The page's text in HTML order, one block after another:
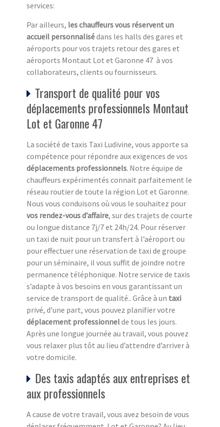
services:
Par ailleurs, les chauffeurs vous réservent un
accueil personnalisédans les halls des gares et
aéroports pour vos trajets retour des gares et
aéroports Montaut Lot et Garonne 47 à vos
collaborateurs, clients ou fournisseurs.
Transport de qualité pour vos
déplacements professionnels Montaut
Lot et Garonne 47
La société de taxis Taxi Ludivine, vous apporte sa
compétence pour répondre aux exigences de vos
déplacements professionnels. Notre équipe de
chauffeurs expérimentés connait parfaitement le
réseau routier de toute la région Lot et Garonne.
Nous vous conduisons où vous le souhaitez pour
vos rendez-vous d’affaire, sur des trajets de courte
ou longue distance 7j/7 et 24h/24. Pour réserver
un taxi de nuit pour un transfert à l’aéroport ou
pour effectuer une réservation de taxi de groupe
pour un séminaire, il vous suffit de joindre notre
permanence téléphonique. Notre service de taxis
s’adapte à vos besoins en vous garantissant un
service de transport de qualité.. Grâce à un taxi
privé, d’une part, vous pouvez planifier votre
déplacement professionnelde tous les jours.
Après une longue journée au travail, vous pouvez
vous relaxer plus tôt au lieu d’attendre d’arriver à
votre domicile.
Des taxis adaptés aux entreprises et
aux professionnels
A cause de votre travail, vous avez besoin de vous